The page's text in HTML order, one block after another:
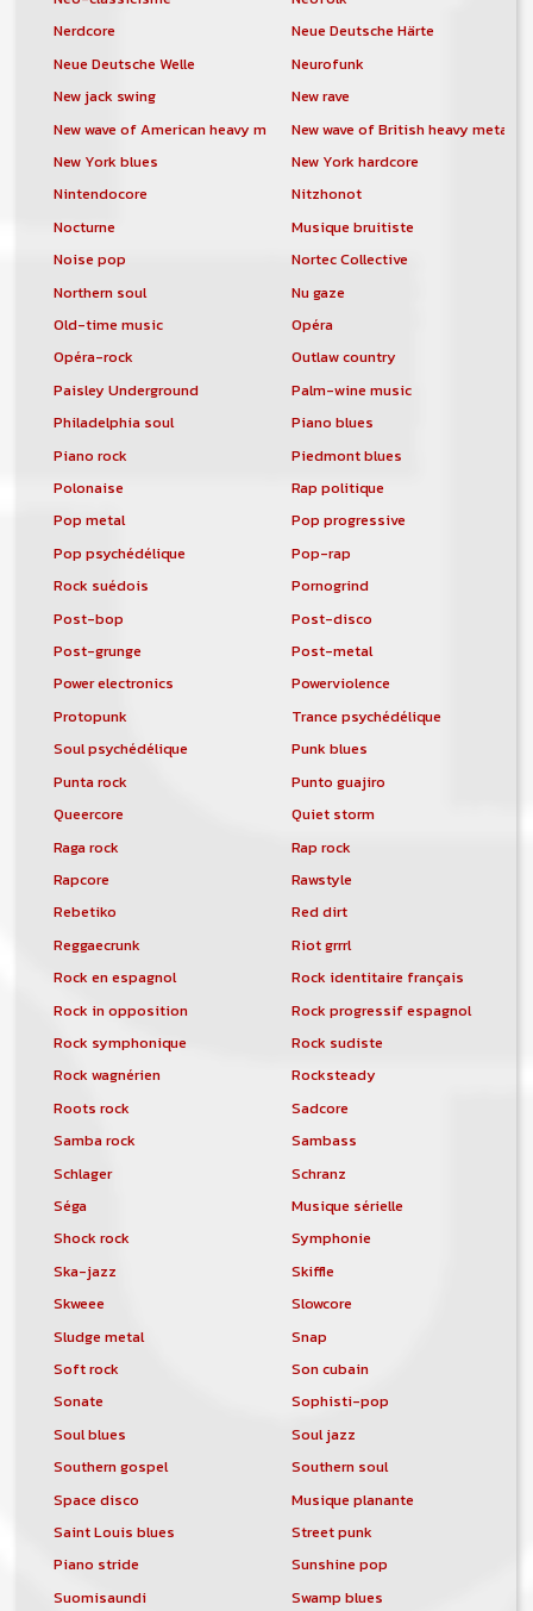
Nerdcore
Neue Deutsche Härte
Neue Deutsche Welle
Neurofunk
New jack swing
New rave
New wave of American heavy metalNew wave of British heavy metal
New York blues
New York hardcore
Nintendocore
Nitzhonot
Nocturne
Musique bruitiste
Noise pop
Nortec Collective
Northern soul
Nu gaze
Old-time music
Opéra
Opéra-rock
Outlaw country
Paisley Underground
Palm-wine music
Philadelphia soul
Piano blues
Piano rock
Piedmont blues
Polonaise
Rap politique
Pop metal
Pop progressive
Pop psychédélique
Pop-rap
Rock suédois
Pornogrind
Post-bop
Post-disco
Post-grunge
Post-metal
Power electronics
Powerviolence
Protopunk
Trance psychédélique
Soul psychédélique
Punk blues
Punta rock
Punto guajiro
Queercore
Quiet storm
Raga rock
Rap rock
Rapcore
Rawstyle
Rebetiko
Red dirt
Reggaecrunk
Riot grrrl
Rock en espagnol
Rock identitaire français
Rock in opposition
Rock progressif espagnol
Rock symphonique
Rock sudiste
Rock wagnérien
Rocksteady
Roots rock
Sadcore
Samba rock
Sambass
Schlager
Schranz
Séga
Musique sérielle
Shock rock
Symphonie
Ska-jazz
Skiffle
Skweee
Slowcore
Sludge metal
Snap
Soft rock
Son cubain
Sonate
Sophisti-pop
Soul blues
Soul jazz
Southern gospel
Southern soul
Space disco
Musique planante
Saint Louis blues
Street punk
Piano stride
Sunshine pop
Suomisaundi
Swamp blues